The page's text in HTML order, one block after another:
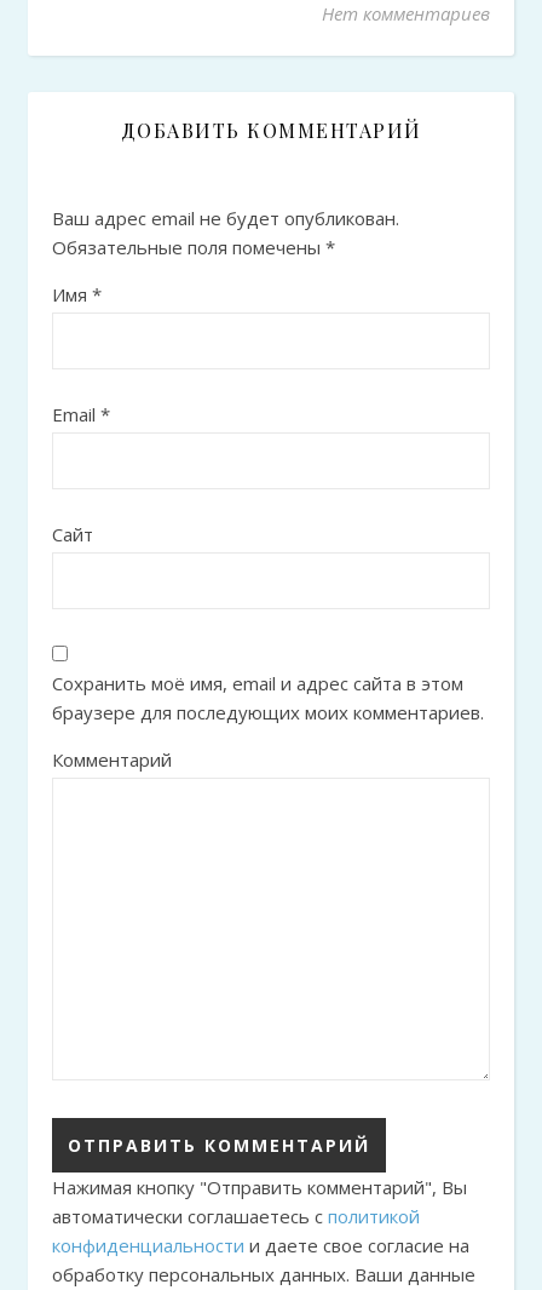
Нет комментариев
ДОБАВИТЬ КОММЕНТАРИЙ
Ваш адрес email не будет опубликован.
Обязательные поля помечены *
Имя *
Email *
Сайт
Сохранить моё имя, email и адрес сайта в этом
браузере для последующих моих комментариев.
Комментарий
Нажимая кнопку "Отправить комментарий", Вы
автоматически соглашаетесь с политикой
конфиденциальности и даете свое согласие на
обработку персональных данных. Ваши данные